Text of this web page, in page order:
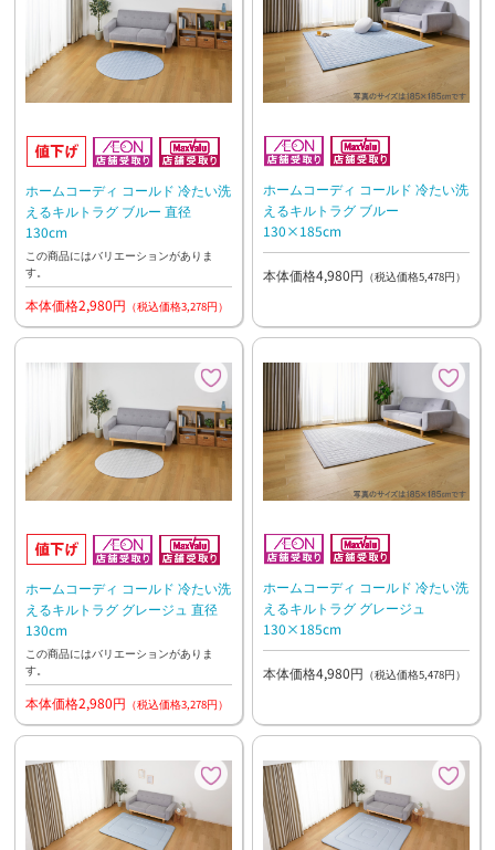
ホームコーディ コールド 冷たい洗
えるキルトラグ ブルー 直径
130cm
この商品にはバリエーションがありま
す。
本体価格2,980円 （税込価格3,278円）
ホームコーディ コールド 冷たい洗
えるキルトラグ ブルー
130×185cm
本体価格4,980円 （税込価格5,478円）
ホームコーディ コールド 冷たい洗
えるキルトラグ グレージュ 直径
130cm
この商品にはバリエーションがありま
す。
本体価格2,980円 （税込価格3,278円）
ホームコーディ コールド 冷たい洗
えるキルトラグ グレージュ
130×185cm
本体価格4,980円 （税込価格5,478円）